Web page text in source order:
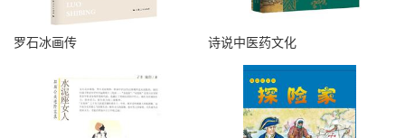
罗石冰画传 诗说中医药文化